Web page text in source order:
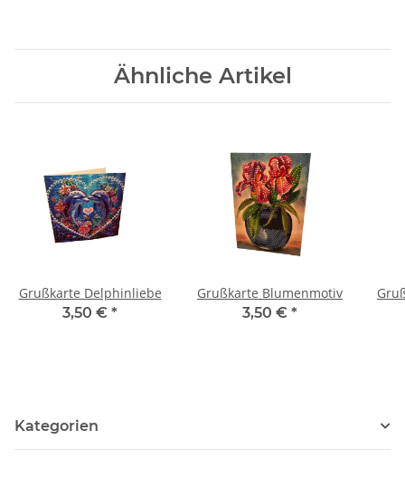
Ähnliche Artikel
Grußkarte Delphinliebe
3,50 € *
Grußkarte Blumenmotiv
3,50 € *
Kategorien